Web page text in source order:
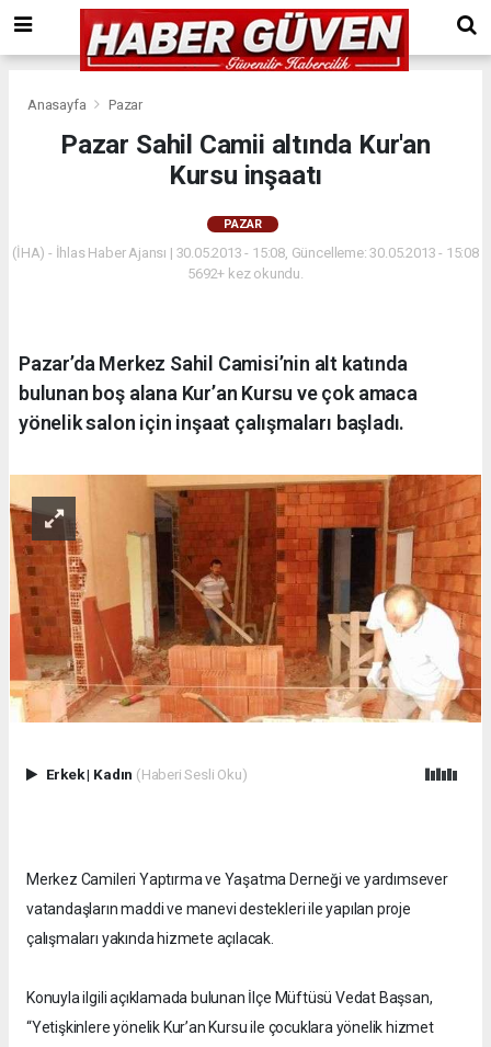
Anasayfa Pazar
Pazar Sahil Camii altında Kur'an
Kursu inşaatı
PAZAR
(İHA) - İhlas Haber Ajansı | 30.05.2013 - 15:08, Güncelleme: 30.05.2013 - 15:08
5692+ kez okundu.
Pazar’da Merkez Sahil Camisi’nin alt katında
bulunan boş alana Kur’an Kursu ve çok amaca
yönelik salon için inşaat çalışmaları başladı.
Erkek| Kadın (Haberi Sesli Oku)
Merkez Camileri Yaptırma ve Yaşatma Derneği ve yardımsever
vatandaşların maddi ve manevi destekleri ile yapılan proje
çalışmaları yakında hizmete açılacak.
Konuyla ilgili açıklamada bulunan İlçe Müftüsü Vedat Başsan,
“Yetişkinlere yönelik Kur’an Kursu ile çocuklara yönelik hizmet